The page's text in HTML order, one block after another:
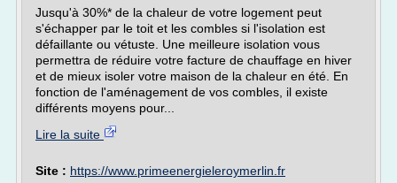
Jusqu'à 30%* de la chaleur de votre logement peut
s'échapper par le toit et les combles si l'isolation est
défaillante ou vétuste. Une meilleure isolation vous
permettra de réduire votre facture de chauffage en hiver
et de mieux isoler votre maison de la chaleur en été. En
fonction de l'aménagement de vos combles, il existe
différents moyens pour...
Lire la suite
Site : https://www.primeenergieleroymerlin.fr